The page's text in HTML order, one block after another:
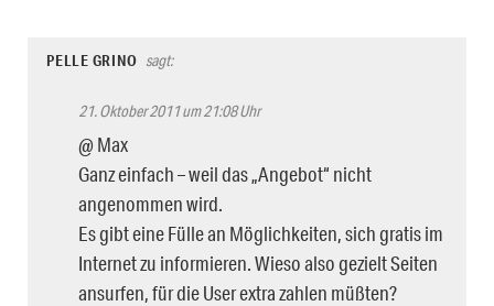
PELLE GRINO sagt:
21. Oktober 2011 um 21:08 Uhr
@ Max
Ganz einfach – weil das „Angebot“ nicht
angenommen wird.
Es gibt eine Fülle an Möglichkeiten, sich gratis im
Internet zu informieren. Wieso also gezielt Seiten
ansurfen, für die User extra zahlen müßten?